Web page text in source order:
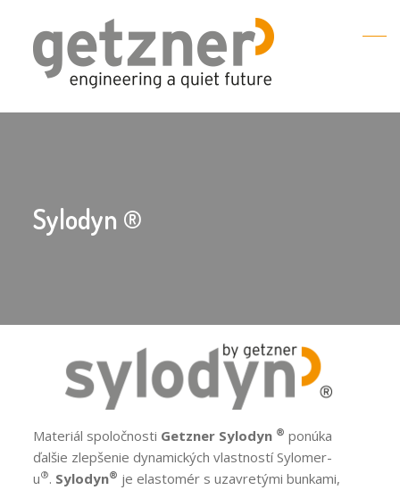
Sylodyn ®
Materiál spoločnosti Getzner Sylodyn ® ponúka
ďalšie zlepšenie dynamických vlastností Sylomer-
u®. Sylodyn® je elastomér s uzavretými bunkami,